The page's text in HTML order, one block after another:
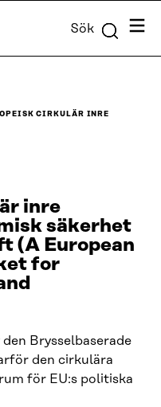
Sök Meny
CIRKULÄR INRE
inre
säkerhet
(A European
for
Brysselbaserade
den cirkulära
för EU:s politiska